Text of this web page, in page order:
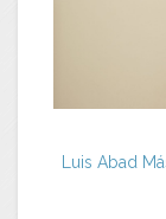
Luis Abad